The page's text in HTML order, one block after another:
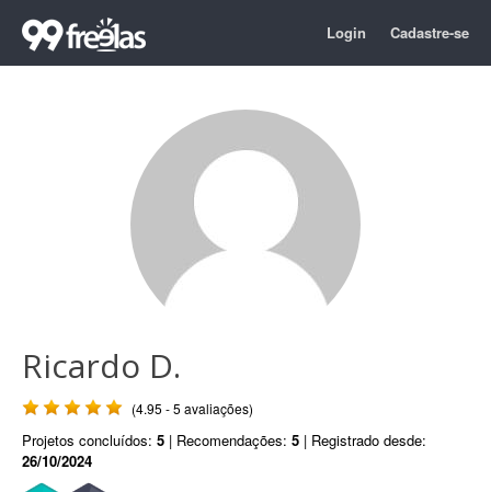
Login Cadastre-se
Ricardo D.
(4.95 - 5 avaliações)
Projetos concluídos: 5 | Recomendações: 5 | Registrado desde:
26/10/2024